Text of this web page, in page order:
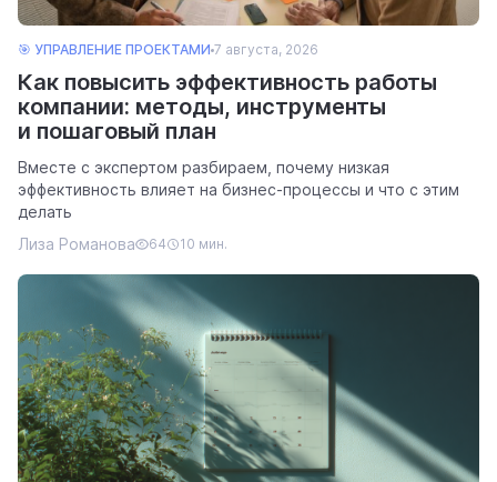
🎯 УПРАВЛЕНИЕ ПРОЕКТАМИ 7 августа, 2026
Как повысить эффективность работы
компании: методы, инструменты
и пошаговый план
Вместе с экспертом разбираем, почему низкая
эффективность влияет на бизнес-процессы и что с этим
делать
Лиза Романова
64 10 мин.